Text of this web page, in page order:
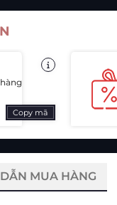
Copy mã
MUA HÀNG